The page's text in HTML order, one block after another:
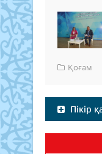
Қоғам
Пікір